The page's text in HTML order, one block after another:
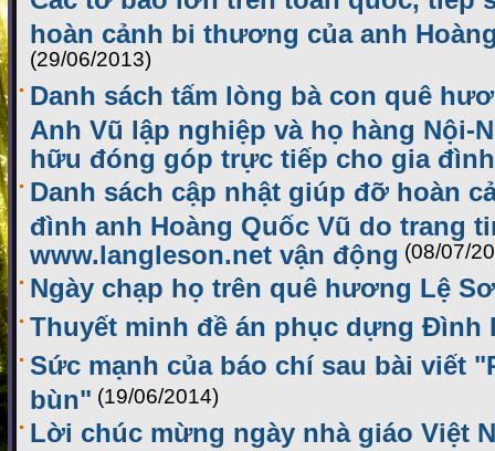
hoàn cảnh bi thương của anh
(29/06/2013)
Danh sách tấm lòng bà con quê
Anh Vũ lập nghiệp và họ hàng Nội-
hữu đóng góp trực tiếp cho gia đình
Danh sách cập nhật giúp đỡ hoàn
đình anh Hoàng Quốc Vũ do trang
www.langleson.net vận động (08/07/
Ngày chạp họ trên quê hương Lệ
Thuyết minh đề án phục dựng Đình
Sức mạnh của báo chí sau bài viết
bùn" (19/06/2014)
Lời chúc mừng ngày nhà giáo Việt